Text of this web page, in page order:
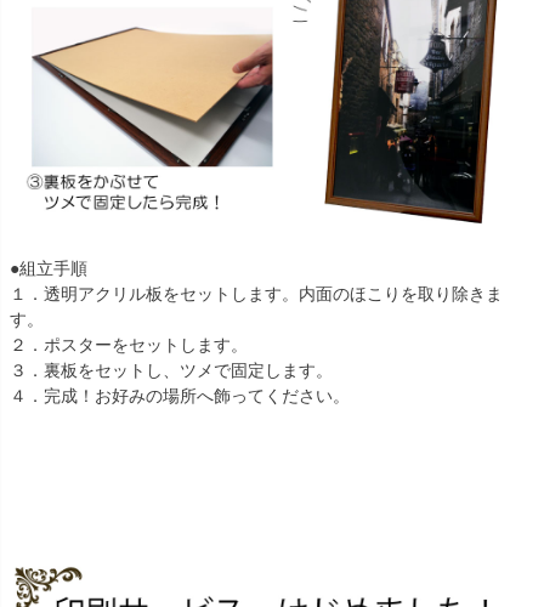
●組立手順
１．透明アクリル板をセットします。内面のほこりを取り除きま
す。
２．ポスターをセットします。
３．裏板をセットし、ツメで固定します。
４．完成！お好みの場所へ飾ってください。